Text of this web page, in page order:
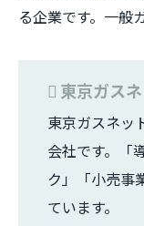
る企業です。一般
東京ガス
東京ガスネッ
会社です。「
ク」「小売事
ています。